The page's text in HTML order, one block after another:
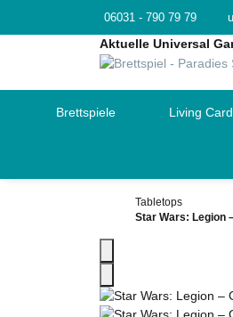
06031 - 790 79 79
Aktuelle Universal
Brettspiele Living
Tabletops
Star Wars: Legion